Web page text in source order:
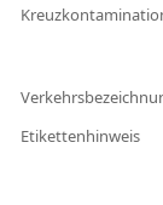
Etikettenhinweis